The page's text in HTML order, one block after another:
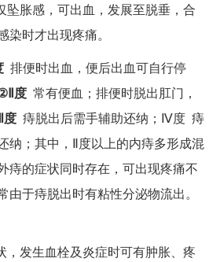
坠胀感，可出血，发展至脱垂，合
时才出现疼痛。
排便时出血，便后出血可自行停
度 常有便血；排便时脱出肛门，
痔脱出后需手辅助还纳；Ⅳ度 痔
纳；其中，Ⅱ度以上的内痔多形成混
痔的症状同时存在，可出现疼痛不
由于痔脱出时有粘性分泌物流出。
，发生血栓及炎症时可有肿胀、疼